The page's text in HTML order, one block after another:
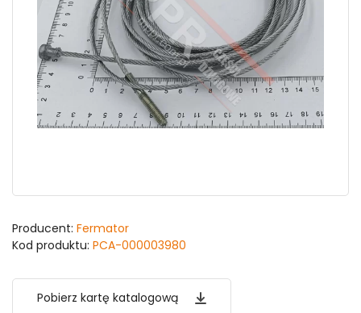
Producent: Fermator
Kod produktu: PCA-000003980
Pobierz kartę katalogową